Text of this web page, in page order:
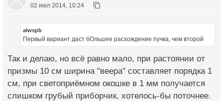
02 июл 2014, 10:24
alwspb
Первый вариант даст бОльшее расхождение пучка, чем второй
Так и делаю, но всё равно мало, при растоянии от
призмы 10 см ширина "веера" составляет порядка 1
см, при светоприёмном окошке в 1 мм получается
слишком грубый приборчик, хотелось-бы поточнее.